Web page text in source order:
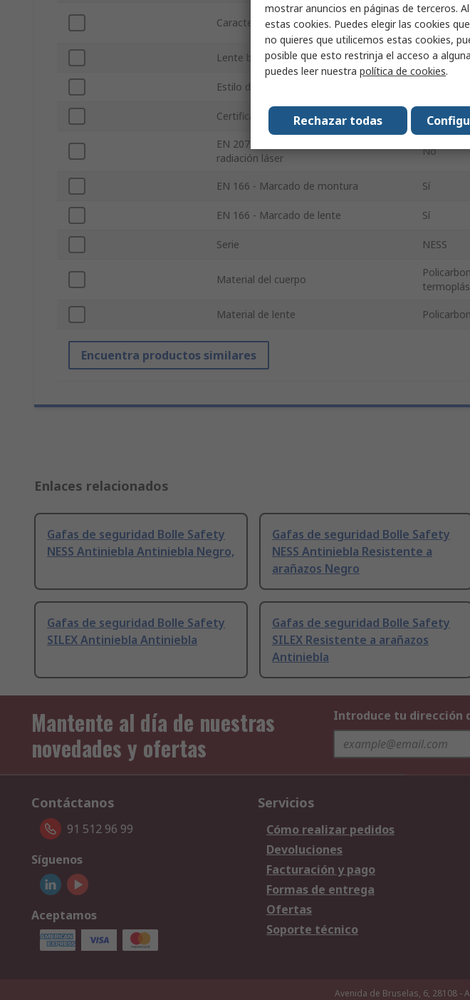
Características de resistencia
Antiniebla
Lente bifocal No
Estilo de montura
Certificaciones y estándares UKCA,
EN 207/208 - Protección contra la
radiación láser
No
EN 166 - Marcado de montura Sí
EN 166 - Marcado de lente Sí
Serie NESS
Material del cuerpo
Material de lente
Encuentra productos similares
Enlaces relacionados
Gafas de seguridad Bolle Safety
NESS Antiniebla Antiniebla Negro,
Gafas de seguridad Bolle Safety
NESS Antiniebla Resistente a
arañazos Negro
Gafas de seguridad Bolle Safety
SILEX Antiniebla Antiniebla
Gafas de seguridad Bolle Safety
SILEX Resistente a arañazos
Antiniebla
Mantente al día de nuestras
novedades y ofertas
Introduce tu dirección
Contáctanos
91 512 96 99
Síguenos
Aceptamos
Servicios
Cómo realizar pedidos
Devoluciones
Facturación y pago
Formas de entrega
Ofertas
Soporte técnico
Avenida de Bruselas, 6, 28108 -
mostrar anuncios en páginas de terceros.
estas cookies. Puedes elegir las cookies
no quieres que utilicemos estas cookies,
posible que esto restrinja el acceso a
puedes leer nuestra política de cookies.
Rechazar todas